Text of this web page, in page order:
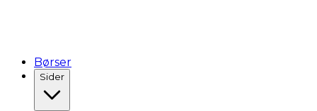
Børser
Sider